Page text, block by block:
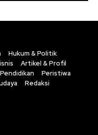
Hukum & Politik
Artikel & Profil
Pendidikan
Peristiwa
Redaksi